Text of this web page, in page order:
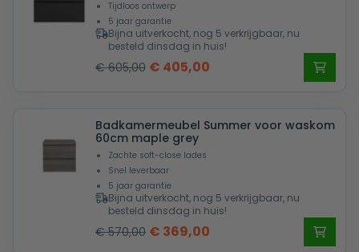
Tijdloos ontwerp
5 jaar garantie
Bijna uitverkocht, nog 5 verkrijgbaar, nu
besteld dinsdag in huis!
€605,00 Oorspronkelijke
was:
€ 605,00.
€ 405,00
is:
€ 405,00.
Badkamermeubel Summer voor waskom
60cm maple grey
Zachte soft-close lades
Snel leverbaar
5 jaar garantie
Bijna uitverkocht, nog 5 verkrijgbaar, nu
besteld dinsdag in huis!
€570,00 Oorspronkelijke
€ 369,00